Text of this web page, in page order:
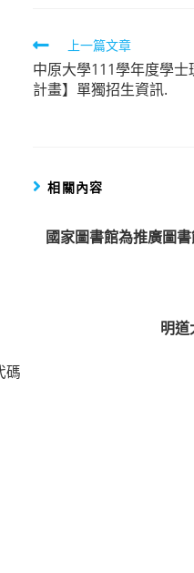
Read
more
articles
上一篇文章
中原大學111學年度學
計畫】單獨招生資訊.
相關內容
國家圖書館為推廣圖
明
碼